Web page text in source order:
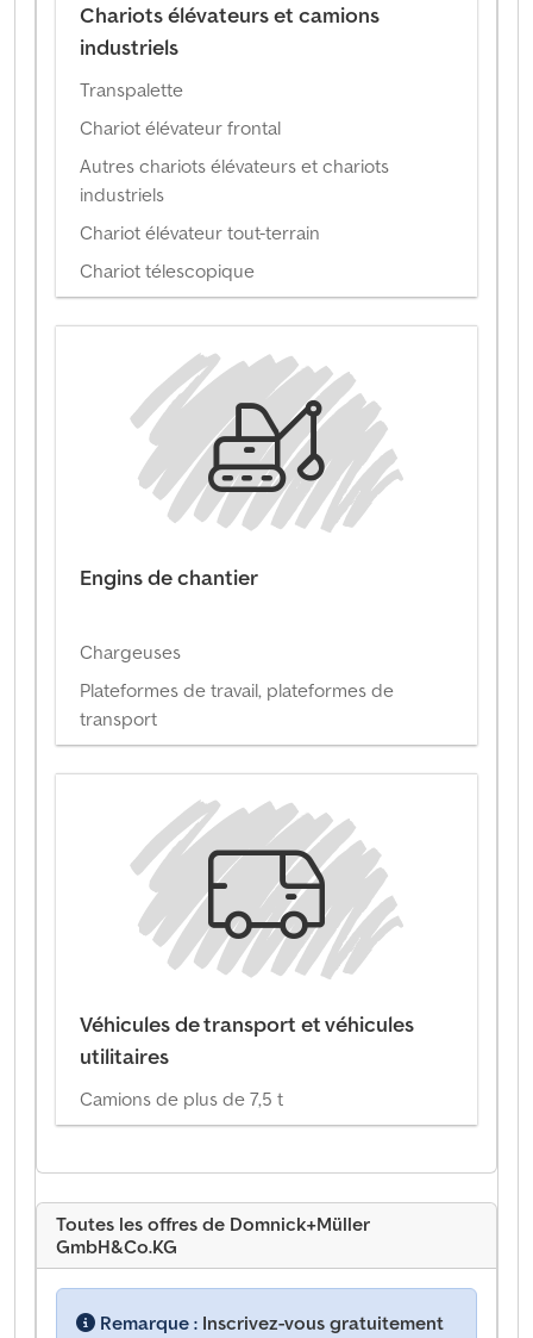
Chariots élévateurs et camions
industriels
Transpalette
Chariot élévateur frontal
Autres chariots élévateurs et chariots
industriels
Chariot élévateur tout-terrain
Chariot télescopique
Engins de chantier
Chargeuses
Plateformes de travail, plateformes de
transport
Véhicules de transport et véhicules
utilitaires
Camions de plus de 7,5 t
Toutes les offres de Domnick+Müller
GmbH&Co.KG
Remarque : Inscrivez-vous gratuitement